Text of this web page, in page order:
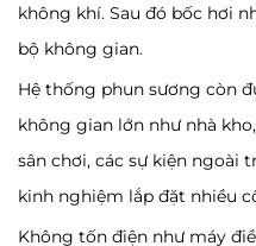
không khí. Sau đó bốc hơi
bộ không gian.
Hệ thống phun sương còn
không gian lớn như nhà
sân chơi, các sự kiện ngoài
kinh nghiệm lắp đặt nhiều
Không tốn điện như máy